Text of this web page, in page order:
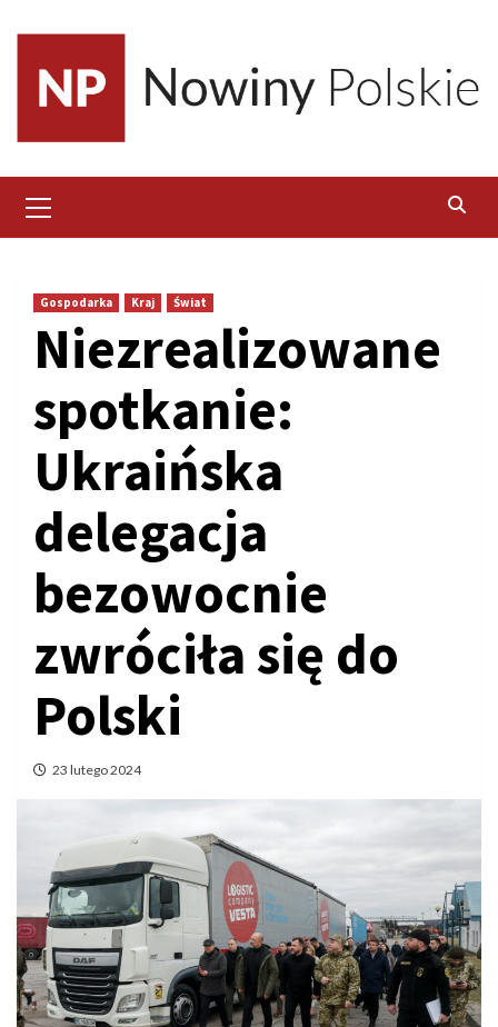
content
Menu
Gospodarka Kraj Świat
Niezrealizowane
spotkanie:
Ukraińska
delegacja
bezowocnie
zwróciła się do
Polski
23 lutego 2024